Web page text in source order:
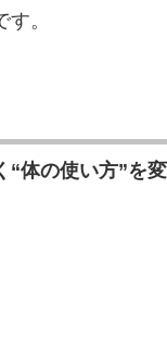
す。
“体の使い方”を